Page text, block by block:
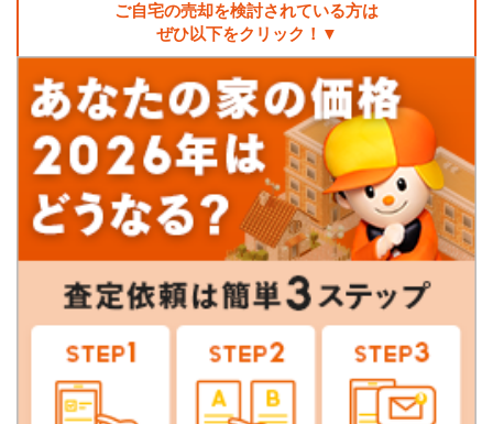
ご自宅の売却を検討されている方は
ぜひ以下をクリック！▼